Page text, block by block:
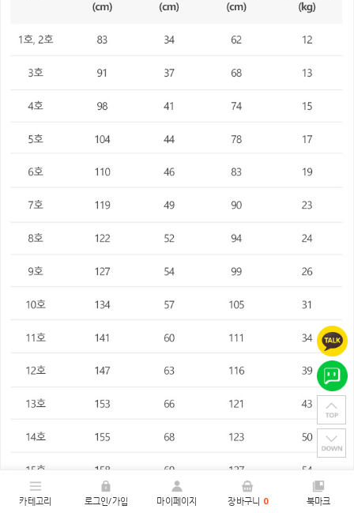
카테고리 로그인/가입 마이페이지 장바구니 0 북마크